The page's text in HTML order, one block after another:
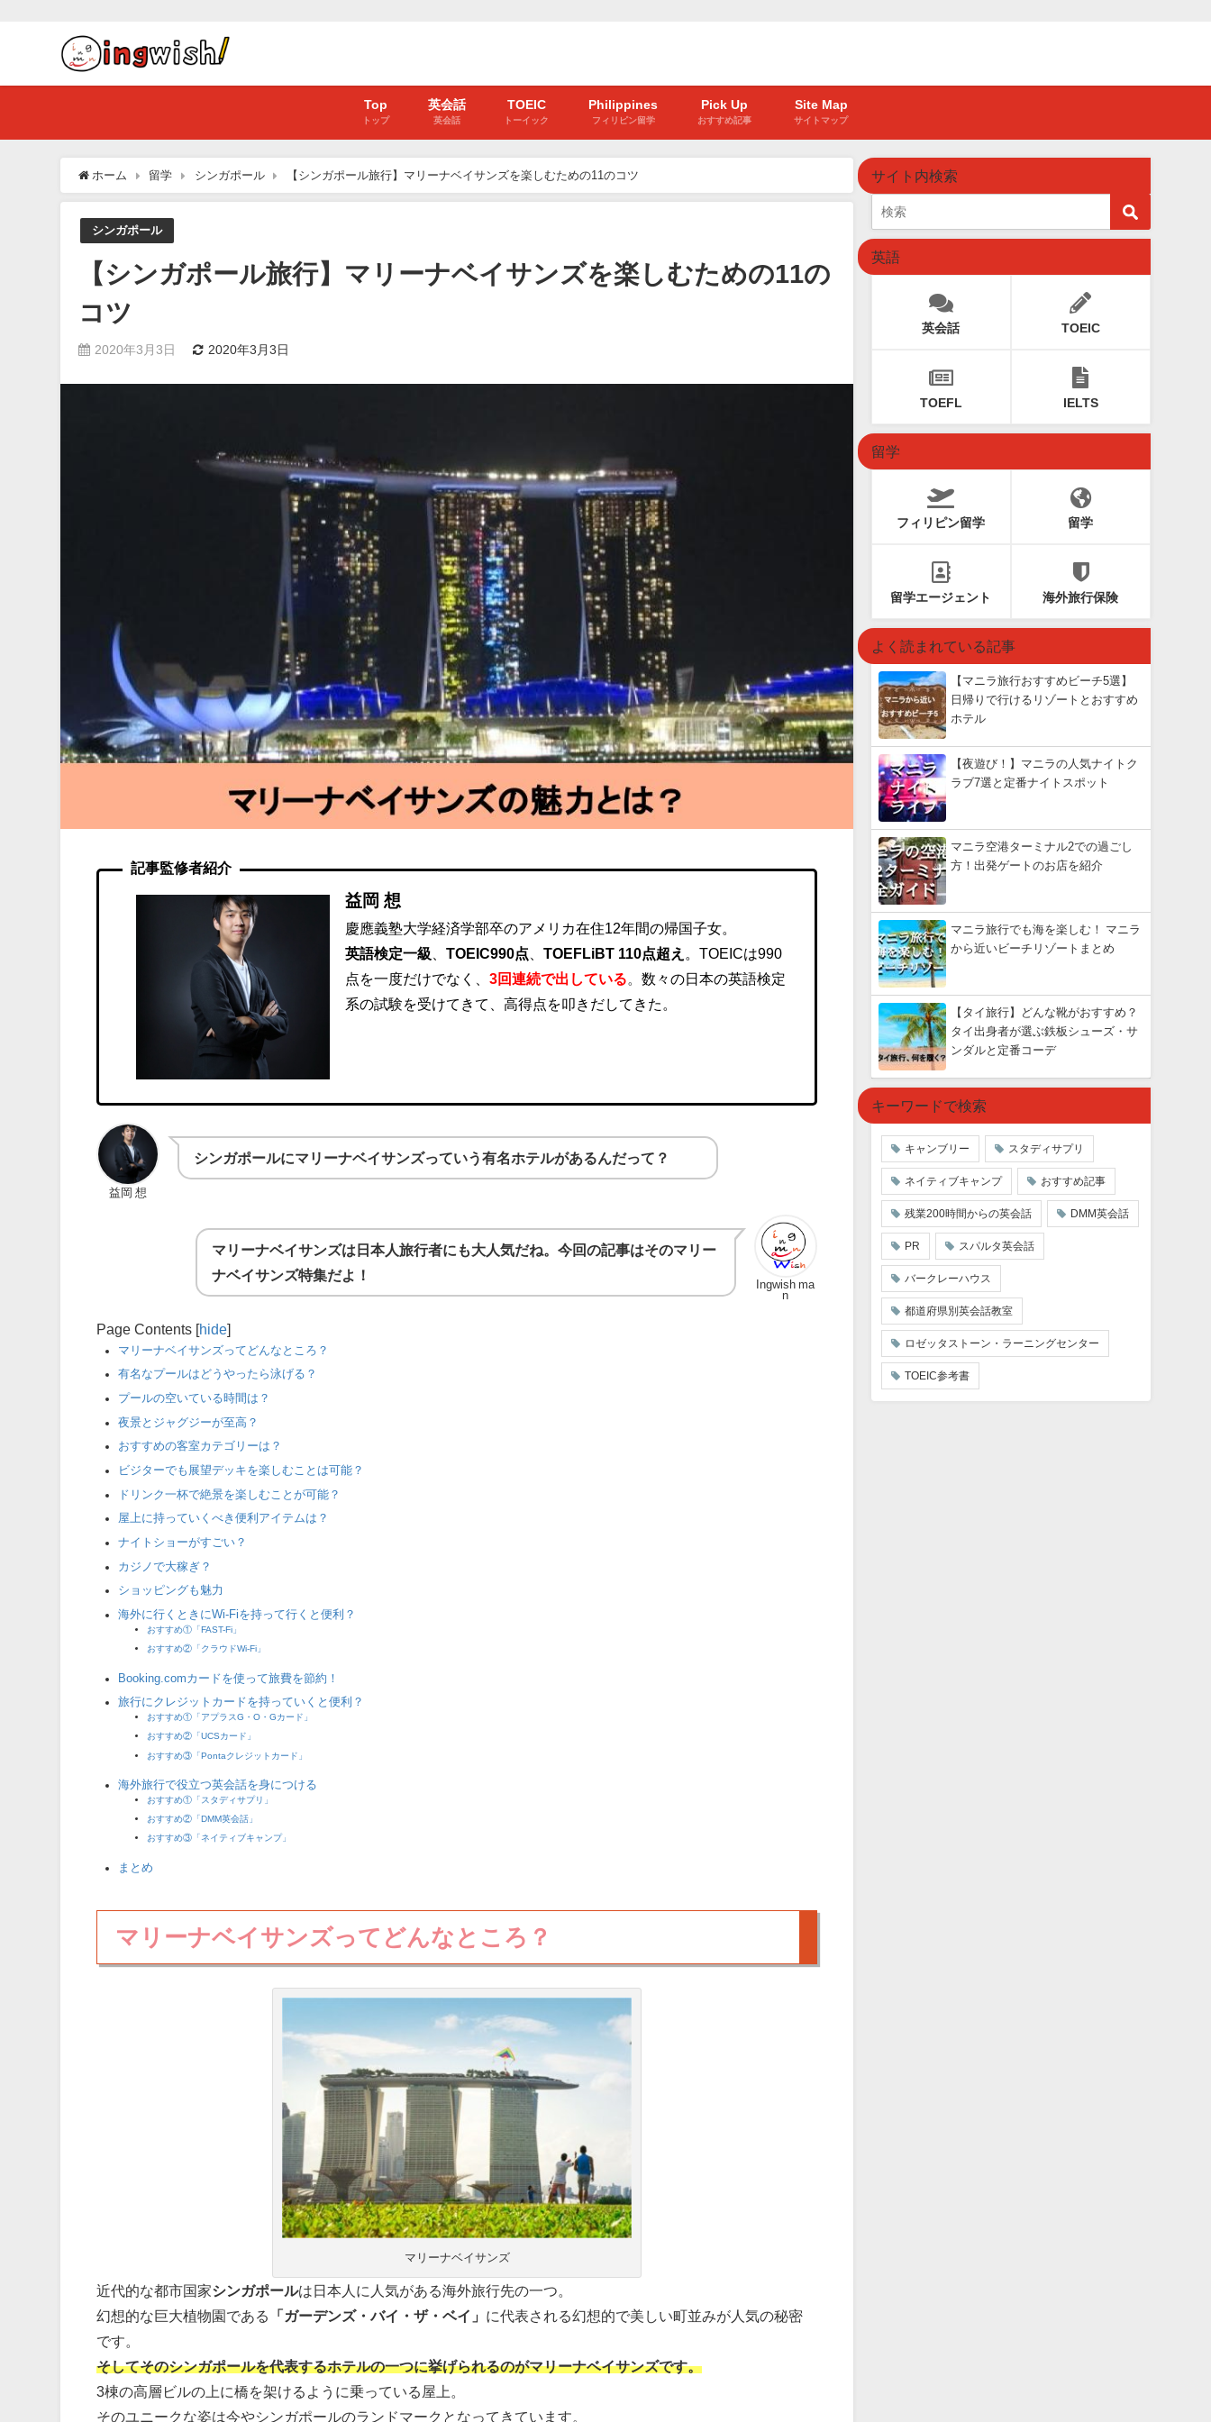
Top
トップ
英会話
英会話
TOEIC
トーイック
Philippines
フィリピン留学
Pick Up
おすすめ記事
Site Map
サイトマップ
ホーム 留学 シンガポール 【シンガポール旅行】マリーナベイサンズを楽しむための11のコツ
シンガポール
【シンガポール旅行】マリーナベイサンズを楽しむための11の
コツ
2020年3月3日 2020年3月3日
記事監修者紹介
益岡 想
慶應義塾大学経済学部卒のアメリカ在住12年間の帰国子女。
英語検定一級
TOEIC990点 TOEFLiBT 110点超え 。 TOEICは990
点を一度だけでなく、 3回連続で出している。 数々の日本の英語検定
系の試験を受けてきて、高得点を叩きだしてきた。
益岡 想
シンガポールにマリーナベイサンズっていう有名ホテルがあるんだって？
Ingwish ma
n
マリーナベイサンズは日本人旅行者にも大人気だね。今回の記事はそのマリー
ナベイサンズ特集だよ！
Page Contents [hide]
マリーナベイサンズってどんなところ？
有名なプールはどうやったら泳げる？
プールの空いている時間は？
夜景とジャグジーが至高？
おすすめの客室カテゴリーは？
ビジターでも展望デッキを楽しむことは可能？
ドリンク一杯で絶景を楽しむことが可能？
屋上に持っていくべき便利アイテムは？
ナイトショーがすごい？
カジノで大稼ぎ？
ショッピングも魅力
海外に行くときにWi-Fiを持って行くと便利？
おすすめ①「FAST-Fi」
おすすめ②「クラウドWi-Fi」
Booking.comカードを使って旅費を節約！
旅行にクレジットカードを持っていくと便利？
おすすめ①「アプラスG・O・Gカード」
おすすめ②「UCSカード」
おすすめ③「Pontaクレジットカード」
海外旅行で役立つ英会話を身につける
おすすめ①「スタディサプリ」
おすすめ②「DMM英会話」
おすすめ③「ネイティブキャンプ」
まとめ
マリーナベイサンズってどんなところ？
マリーナベイサンズ
近代的な都市国家シンガポールは日本人に人気がある海外旅行先の一つ。
幻想的な巨大植物園である
「ガーデンズ・バイ・ザ・ベイ」 に代表される幻想的で美しい町並みが人気の秘密
です。
そしてそのシンガポールを代表するホテルの一つに挙げられるのがマリーナベイサンズです。
3棟の高層ビルの上に橋を架けるように乗っている屋上。
そのユニークな姿は今やシンガポールのランドマークとなってきています。
サイト内検索
英語
英会話 TOEIC
TOEFL IELTS
留学
フィリピン留学 留学
留学エージェント 海外旅行保険
よく読まれている記事
【マニラ旅行おすすめビーチ5選】
日帰りで行けるリゾートとおすすめ
ホテル
【夜遊び！】マニラの人気ナイトク
ラブ7選と定番ナイトスポット
マニラ空港ターミナル2での過ごし
方！出発ゲートのお店を紹介
マニラ旅行でも海を楽しむ！ マニラ
から近いビーチリゾートまとめ
【タイ旅行】どんな靴がおすすめ？
タイ出身者が選ぶ鉄板シューズ・サ
ンダルと定番コーデ
キーワードで検索
キャンブリー スタディサプリ
ネイティブキャンプ おすすめ記事
残業200時間からの英会話 DMM英会話
PR スパルタ英会話
バークレーハウス
都道府県別英会話教室
ロゼッタストーン・ラーニングセンター
TOEIC参考書